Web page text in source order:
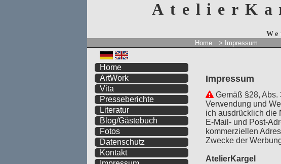
Home > Impressum
Impressum
Gemäß §28,
Verwendung und
ich ausdrücklich die
E-Mail- und Post-
kommerziellen
Zwecke der
AtelierKargel
Home
ArtWork
Vita
Presseberichte
Literatur
Blog/Gästebuch
Fotos
Datenschutz
Kontakt